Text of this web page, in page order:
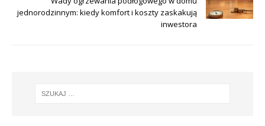
jednorodzinnym: kiedy komfort i koszty zaskakują
inwestora